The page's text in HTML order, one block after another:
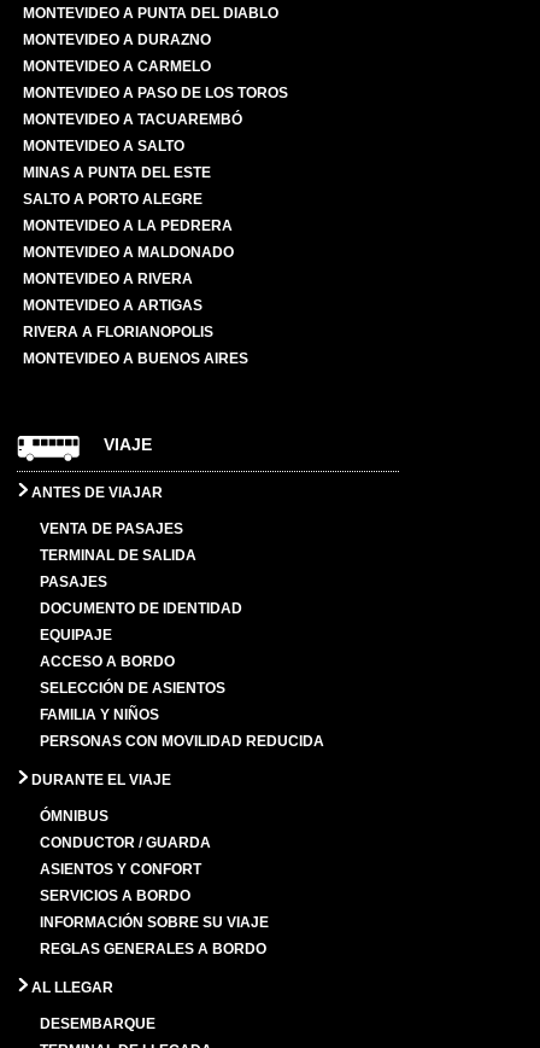
MONTEVIDEO A PUNTA DEL DIABLO
MONTEVIDEO A DURAZNO
MONTEVIDEO A CARMELO
MONTEVIDEO A PASO DE LOS TOROS
MONTEVIDEO A TACUAREMBÓ
MONTEVIDEO A SALTO
MINAS A PUNTA DEL ESTE
SALTO A PORTO ALEGRE
MONTEVIDEO A LA PEDRERA
MONTEVIDEO A MALDONADO
MONTEVIDEO A RIVERA
MONTEVIDEO A ARTIGAS
RIVERA A FLORIANOPOLIS
MONTEVIDEO A BUENOS AIRES
VIAJE
ANTES DE VIAJAR
VENTA DE PASAJES
TERMINAL DE SALIDA
PASAJES
DOCUMENTO DE IDENTIDAD
EQUIPAJE
ACCESO A BORDO
SELECCIÓN DE ASIENTOS
FAMILIA Y NIÑOS
PERSONAS CON MOVILIDAD REDUCIDA
DURANTE EL VIAJE
ÓMNIBUS
CONDUCTOR / GUARDA
ASIENTOS Y CONFORT
SERVICIOS A BORDO
INFORMACIÓN SOBRE SU VIAJE
REGLAS GENERALES A BORDO
AL LLEGAR
DESEMBARQUE